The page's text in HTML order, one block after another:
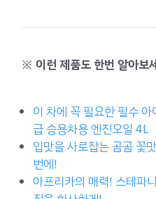
※ 이런 제품도 한번 알아보
이 차에 꼭 필요한 필수
급 승용차용 엔진오일 4L
입맛을 사로잡는 곰곰 꽃
번에!
아프리카의 매력! 스테파